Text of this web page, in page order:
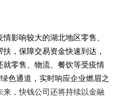
影响较大的湖北地区零售、
，保障交易资金快速到达，
零售、物流、餐饮等受疫情
色通道，实时响应企业燃眉之
，快钱公司还将持续以金融